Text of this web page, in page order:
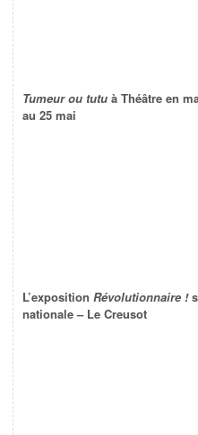
Tumeur ou tutu à Théâtre en
au 25 mai
L’exposition Révolutionnaire !
nationale – Le Creusot